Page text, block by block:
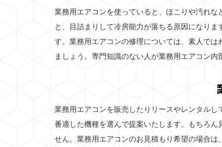
業務用エアコンを使っていると、ほこりや汚れ
と、目詰まりして冷房能力が落ちる原因になり
す。業務用エアコンの修理については、素人で
ましょう。専門知識のない人が業務用エアコン
業務用エアコンを販売したりリースやレンタル
番適した機種を選んで提案いたします。もちろ
せん。業務用エアコンのお見積もり希望の場合